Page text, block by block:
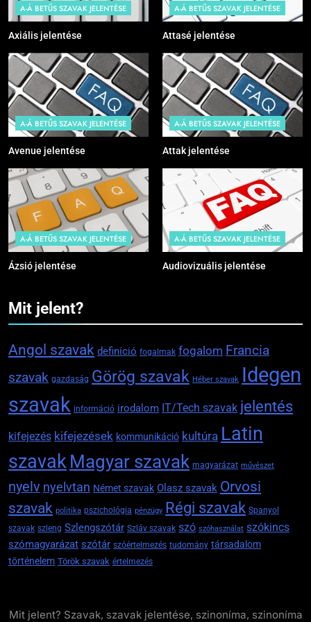
A-Á BETŰS SZAVAK JELENTÉSE
Axiális jelentése
A-Á BETŰS SZAVAK JELENTÉSE
Attasé jelentése
A-Á BETŰS SZAVAK JELENTÉSE
Avenue jelentése
A-Á BETŰS SZAVAK JELENTÉSE
Attak jelentése
A-Á BETŰS SZAVAK JELENTÉSE
Ázsió jelentése
A-Á BETŰS SZAVAK JELENTÉSE
Audiovizuális jelentése
Mit jelent?
Angol szavak definíció fogalmak fogalom Francia
szavak gazdaság Görög szavak Héber szavak Idegen
szavak információ irodalom IT/Tech szavak jelentés
kifejezés kifejezések kommunikáció kultúra Latin
szavak Magyar szavak magyarázat művészet
nyelv nyelvtan Német szavak Olasz szavak Orvosi
szavak politika pszichológia pénzügy Régi szavak Spanyol
szavak szleng Szlengszótár Szláv szavak szó szóhasználat szókincs
szómagyarázat szótár szóértelmezés tudomány társadalom
történelem Török szavak értelmezés
Mit jelent? Szavak, szavak jelentése, szinoníma, szinoníma